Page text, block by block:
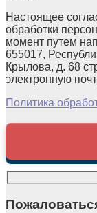
Настоящее
обработки
момент путем
655017,
Крылова, д. 68
электронную
Политика